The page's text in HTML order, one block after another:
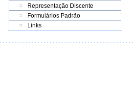
Representação Discente
Formulários Padrão
Links